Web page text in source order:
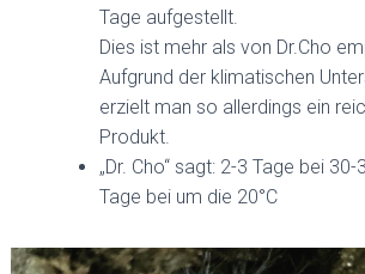
Tage aufgestellt.
Dies ist mehr als von Dr.Cho
Aufgrund der klimatischen
erzielt man so allerdings ein
Produkt.
„Dr. Cho“ sagt: 2-3 Tage bei 30-
Tage bei um die 20°C